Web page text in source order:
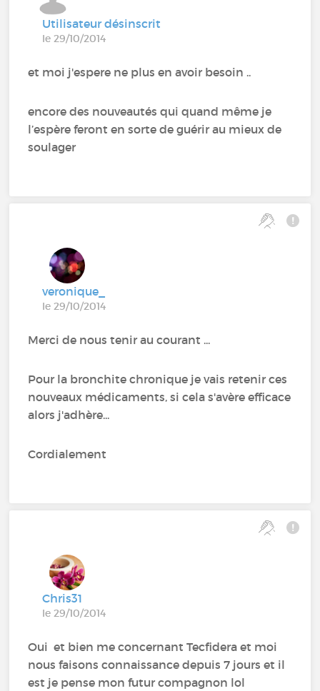
Utilisateur désinscrit
le 29/10/2014
et moi j'espere ne plus en avoir besoin ..
encore des nouveautés qui quand même je
l’espère feront en sorte de guérir au mieux de
soulager
veronique_
le 29/10/2014
Merci de nous tenir au courant ...
Pour la bronchite chronique je vais retenir ces
nouveaux médicaments, si cela s'avère efficace
alors j'adhère...
Cordialement
Chris31
le 29/10/2014
Oui et bien me concernant Tecfidera et moi
nous faisons connaissance depuis 7 jours et il
est je pense mon futur compagnon lol